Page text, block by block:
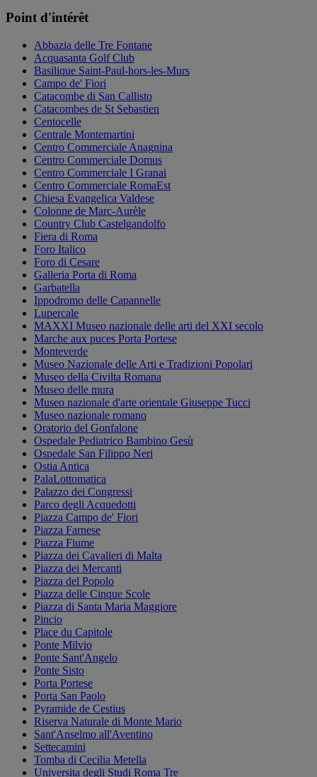
Point d'intérêt
Abbazia delle Tre Fontane
Acquasanta Golf Club
Basilique Saint-Paul-hors-les-Murs
Campo de' Fiori
Catacombe di San Callisto
Catacombes de St Sebastien
Centocelle
Centrale Montemartini
Centro Commerciale Anagnina
Centro Commerciale Domus
Centro Commerciale I Granai
Centro Commerciale RomaEst
Chiesa Evangelica Valdese
Colonne de Marc-Aurèle
Country Club Castelgandolfo
Fiera di Roma
Foro Italico
Foro di Cesare
Galleria Porta di Roma
Garbatella
Ippodromo delle Capannelle
Lupercale
MAXXI Museo nazionale delle arti del XXI secolo
Marche aux puces Porta Portese
Monteverde
Museo Nazionale delle Arti e Tradizioni Popolari
Museo della Civilta Romana
Museo delle mura
Museo nazionale d'arte orientale Giuseppe Tucci
Museo nazionale romano
Oratorio del Gonfalone
Ospedale Pediatrico Bambino Gesù
Ospedale San Filippo Neri
Ostia Antica
PalaLottomatica
Palazzo dei Congressi
Parco degli Acquedotti
Piazza Campo de' Fiori
Piazza Farnese
Piazza Fiume
Piazza dei Cavalieri di Malta
Piazza dei Mercanti
Piazza del Popolo
Piazza delle Cinque Scole
Piazza di Santa Maria Maggiore
Pincio
Place du Capitole
Ponte Milvio
Ponte Sant'Angelo
Ponte Sisto
Porta Portese
Porta San Paolo
Pyramide de Cestius
Riserva Naturale di Monte Mario
Sant'Anselmo all'Aventino
Settecamini
Tomba di Cecilia Metella
Universita degli Studi Roma Tre